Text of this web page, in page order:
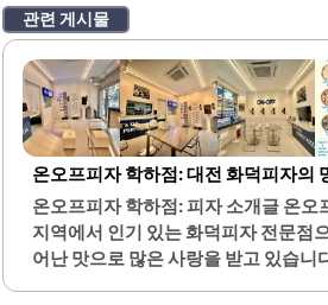
관련 게시물
온오프피자 학하점: 대전 화덕피자의
온오프피자 학하점: 피자 소개글 온오
지역에서 인기 있는 화덕피자 전문점
어난 맛으로 많은 사랑을 받고 있습니